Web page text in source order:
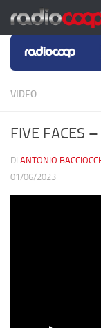
Salta al
VIDEO
FIVE FACES
DI ANTONIO
01/06/2023